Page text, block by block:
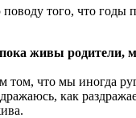
того, что годы
живы родители,
том, что мы иногда
как